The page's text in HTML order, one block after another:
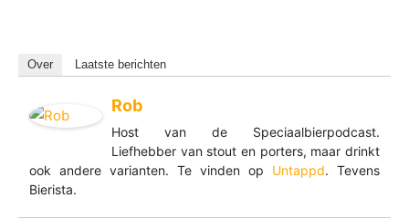
Over Laatste berichten
Rob
Host van de Speciaalbierpodcast.
Liefhebber van stout en porters, maar drinkt
ook andere varianten. Te vinden op Untappd. Tevens
Bierista.